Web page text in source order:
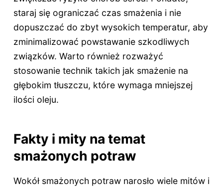
staraj się ograniczać czas smażenia i nie
dopuszczać do zbyt wysokich temperatur, aby
zminimalizować powstawanie szkodliwych
związków. Warto również rozważyć
stosowanie technik takich jak smażenie na
głębokim tłuszczu, które wymaga mniejszej
ilości oleju.
Fakty i mity na temat
smażonych potraw
Wokół smażonych potraw narosło wiele mitów i